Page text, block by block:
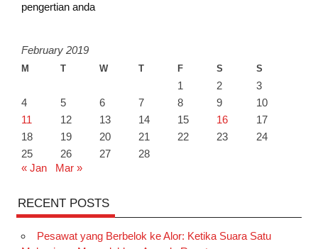
pengertian anda
February 2019
M T W T F S S
1 2
3
4
5 6 7 8 9
10
11
12 13 14 15 16
17
18
19 20 21 22 23
24
25
26 27
28
« Jan
Mar »
RECENT POSTS
Pesawat yang Berbelok ke Alor: Ketika Suara Satu